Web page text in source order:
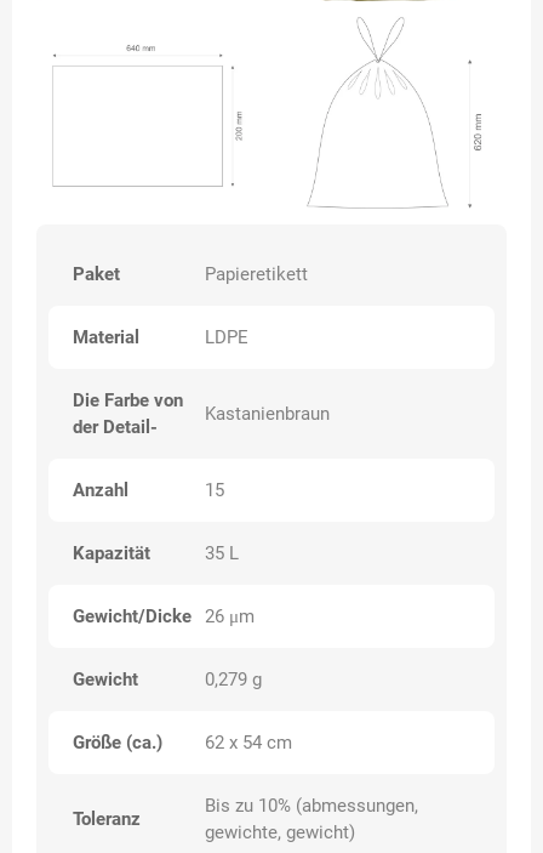
Paket Papieretikett
Material LDPE
Die Farbe von
der Detail-
Kastanienbraun
Anzahl 15
Kapazität 35 L
Gewicht/Dicke 26 μm
Gewicht 0,279 g
Größe (ca.) 62 x 54 cm
Toleranz
Bis zu 10% (abmessungen,
gewichte, gewicht)